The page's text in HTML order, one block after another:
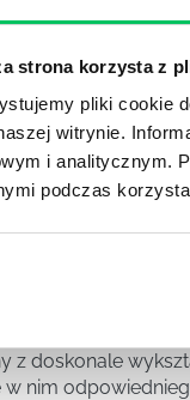
strona korzysta z
pliki cookie
witrynie.
i analitycznym.
podczas
ZESPOŁÓW
zarządzanie
Zajmują się
wielu
ZREALIZOWAĆ
w każdej
w takim miejscu
MENEDŻERSKIE
z doskonale
w nim